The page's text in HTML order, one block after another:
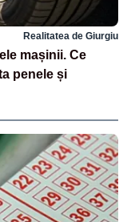
Realitatea de Giurgiu
mașinii. Ce
penele și